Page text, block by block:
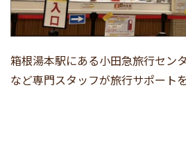
箱根湯本駅にある小田急旅行セン
など専門スタッフが旅行サポート